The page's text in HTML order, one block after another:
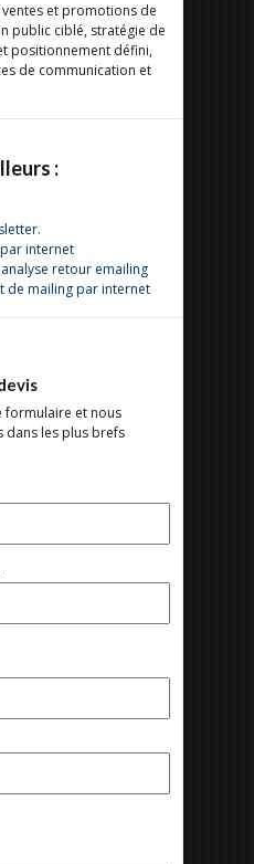
et promotions de
public ciblé, stratégie de
positionnement défini,
de communication et
:
internet
retour emailing
de mailing par internet
formulaire et nous
dans les plus brefs